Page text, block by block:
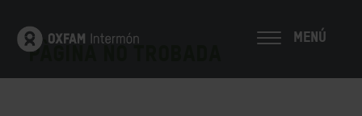
MENÚ
PÀGINA NO TROBADA